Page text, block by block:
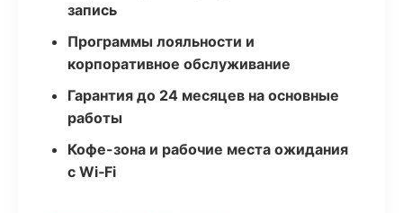
запись
Программы лояльности и
корпоративное обслуживание
Гарантия до 24 месяцев на основные
работы
Кофе-зона и рабочие места ожидания
с Wi‑Fi